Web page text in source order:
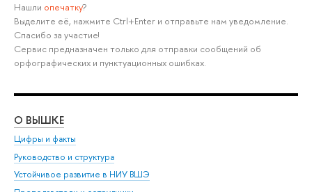
Нашли опечатку?
Выделите её, нажмите Ctrl+Enter и отправьте нам уведомление.
Спасибо за участие!
Сервис предназначен только для отправки сообщений об
орфографических и пунктуационных ошибках.
О ВЫШКЕ
Цифры и факты
Руководство и структура
Устойчивое развитие в НИУ ВШЭ